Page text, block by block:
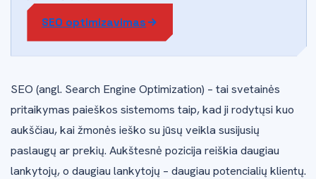
SEO optimizavimas
SEO (angl. Search Engine Optimization) – tai svetainės
pritaikymas paieškos sistemoms taip, kad ji rodytųsi kuo
aukščiau, kai žmonės ieško su jūsų veikla susijusių
paslaugų ar prekių. Aukštesnė pozicija reiškia daugiau
lankytojų, o daugiau lankytojų – daugiau potencialių klientų.